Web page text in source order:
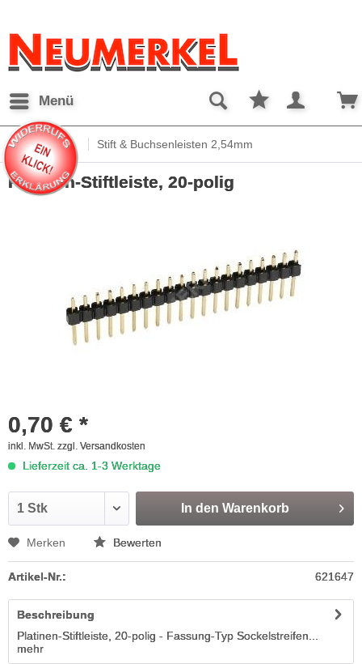
Menü
Übersicht Stift & Buchsenleisten 2,54mm
Platinen-Stiftleiste, 20-polig
0,70 € *
inkl. MwSt. zzgl. Versandkosten
Lieferzeit ca. 1-3 Werktage
In den Warenkorb
Merken Bewerten
Artikel-Nr.: 621647
Beschreibung
Platinen-Stiftleiste, 20-polig - Fassung-Typ Sockelstreifen...
mehr